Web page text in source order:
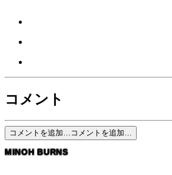
コメント
コメントを追加… コメントを追加…
MINOH BURNS